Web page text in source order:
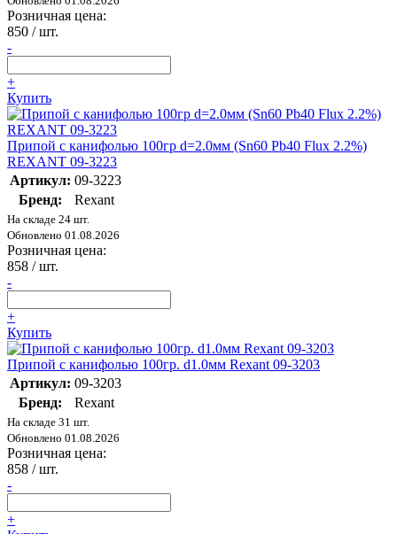
Розничная цена:
850 / шт.
-
+
Купить
Припой с канифолью 100гр d=2.0мм (Sn60 Pb40 Flux 2.2%)
REXANT 09-3223
Артикул: 09-3223
Бренд:
Rexant
На складе 24 шт.
Обновлено 01.08.2026
Розничная цена:
858 / шт.
-
+
Купить
Припой с канифолью 100гр. d1.0мм Rexant 09-3203
Артикул: 09-3203
Бренд:
Rexant
На складе 31 шт.
Обновлено 01.08.2026
Розничная цена:
858 / шт.
-
+